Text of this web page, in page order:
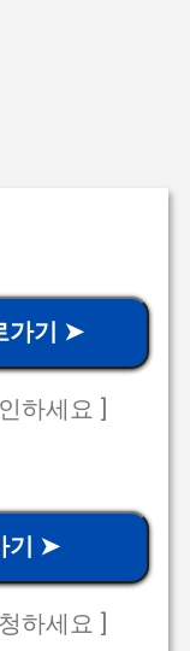
가기 ➤
하세요 ]
기 ➤
하세요 ]